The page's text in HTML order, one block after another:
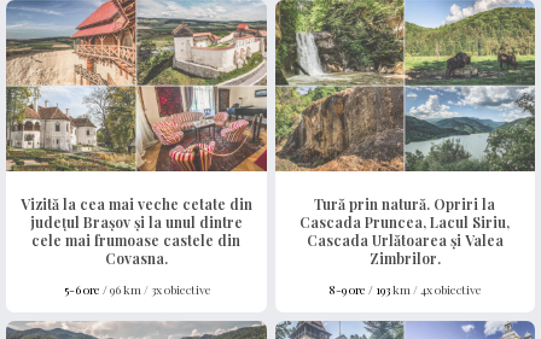
Vizită la cea mai veche cetate din
județul Brașov și la unul dintre
cele mai frumoase castele din
Covasna.
5-6 ore /96 km / 3x obiective
Tură prin natură. Opriri la
Cascada Pruncea, Lacul Siriu,
Cascada Urlătoarea și Valea
Zimbrilor.
8-9 ore / 193km / 4x obiective